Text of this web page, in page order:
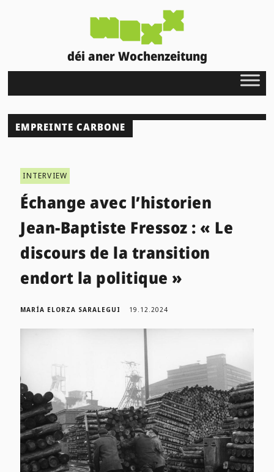
déi aner Wochenzeitung
EMPREINTE CARBONE
INTERVIEW
Échange avec l’historien
Jean-Baptiste Fressoz : « Le
discours de la transition
endort la politique »
MARÍA ELORZA SARALEGUI 19.12.2024